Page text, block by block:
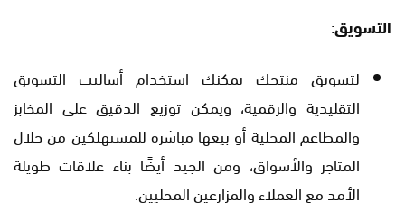
التسويق:
لتسويق منتجك يمكنك استخدام أساليب التسويق
التقليدية والرقمية، ويمكن توزيع الدقيق على المخابز
والمطاعم المحلية أو بيعها مباشرة للمستهلكين من خلال
المتاجر والأسواق، ومن الجيد أيضًا بناء علاقات طويلة
الأمد مع العملاء والمزارعين المحليين.